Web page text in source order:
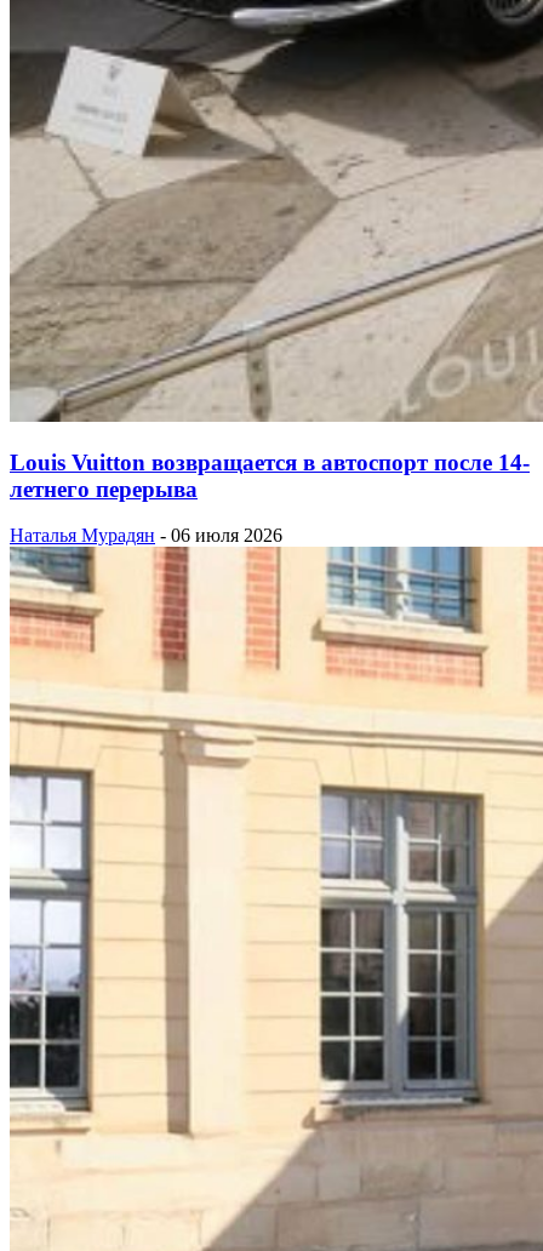
Louis Vuitton возвращается в автоспорт после 14-
летнего перерыва
Наталья Мурадян - 06 июля 2026